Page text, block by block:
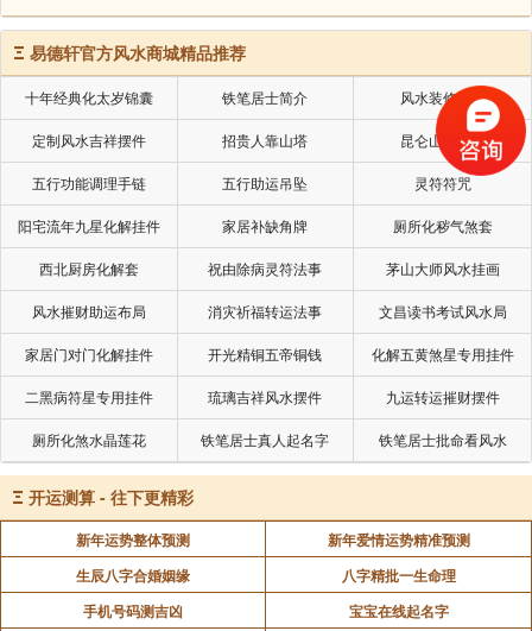
Ξ 易德轩官方风水商城精品推荐
十年经典化太岁锦囊 铁笔居士简介 风水装修设计
定制风水吉祥摆件 招贵人靠山塔 昆仑山五色土
五行功能调理手链 五行助运吊坠 灵符符咒
阳宅流年九星化解挂件 家居补缺角牌 厕所化秽气煞套
西北厨房化解套 祝由除病灵符法事 茅山大师风水挂画
风水摧财助运布局 消灾祈福转运法事 文昌读书考试风水局
家居门对门化解挂件 开光精铜五帝铜钱 化解五黄煞星专用挂件
二黑病符星专用挂件 琉璃吉祥风水摆件 九运转运摧财摆件
厕所化煞水晶莲花 铁笔居士真人起名字 铁笔居士批命看风水
Ξ 开运测算 - 往下更精彩
新年运势整体预测
新年爱情运势精准预测
生辰八字合婚姻缘
八字精批一生命理
手机号码测吉凶
宝宝在线起名字